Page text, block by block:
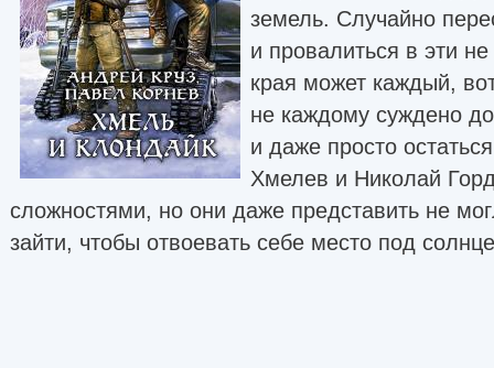
земель. Случайно
и провалиться в эти
края может каждый,
не каждому суждено
и даже просто
Хмелев и Николай
сложностями, но они даже представить не
зайти, чтобы отвоевать себе место под